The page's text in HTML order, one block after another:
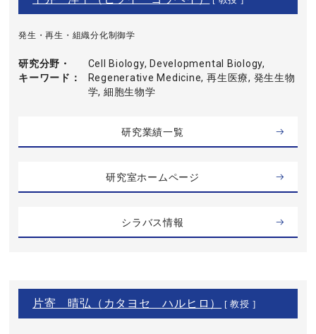
発生・再生・組織分化制御学
研究分野・
キーワード
Cell Biology, Developmental Biology,
Regenerative Medicine, 再生医療, 発生生物
学, 細胞生物学
研究業績一覧
研究室ホームページ
シラバス情報
片寄 晴弘（カタヨセ ハルヒロ） [ 教授 ]